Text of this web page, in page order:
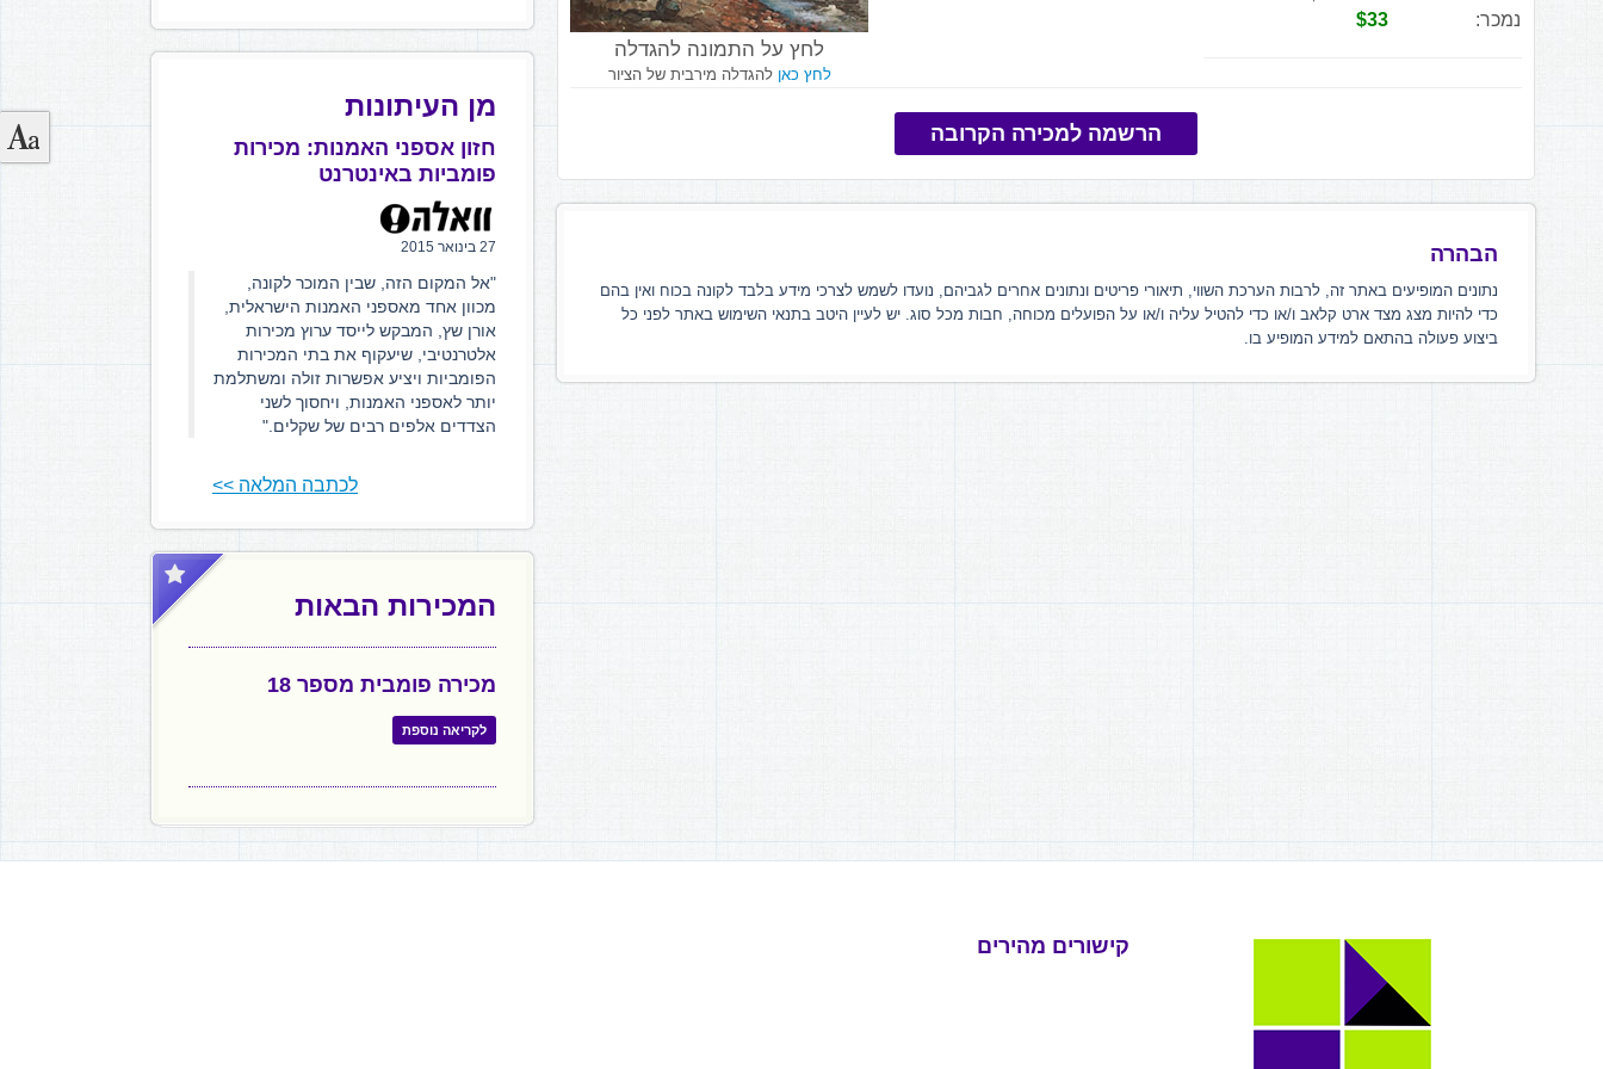
לחץ על התמונה להגדלה
לחץ כאן להגדלה מירבית של הציור
נמכר:
$33
הרשמה למכירה הקרובה
הבהרה
נתונים המופיעים באתר זה, לרבות הערכת השווי, תיאורי פריטים ונתונים אחרים לגביהם, נועדו לשמש לצרכי מידע בלבד לקונה בכוח ואין בהם
כדי להיות מצג מצד ארט קלאב ו/או כדי להטיל עליה ו/או על הפועלים מכוחה, חבות מכל סוג. יש לעיין היטב בתנאי השימוש באתר לפני כל
ביצוע פעולה בהתאם למידע המופיע בו.
מן העיתונות
חזון אספני האמנות: מכירות
פומביות באינטרנט
27 בינואר 2015
"אל המקום הזה, שבין המוכר לקונה,
מכוון אחד מאספני האמנות הישראלית,
אורן שץ, המבקש לייסד ערוץ מכירות
אלטרנטיבי, שיעקוף את בתי המכירות
הפומביות ויציע אפשרות זולה ומשתלמת
יותר לאספני האמנות, ויחסוך לשני
הצדדים אלפים רבים של שקלים."
לכתבה המלאה >>
המכירות הבאות
מכירה פומבית מספר 18
לקריאה נוספת
קישורים מהירים